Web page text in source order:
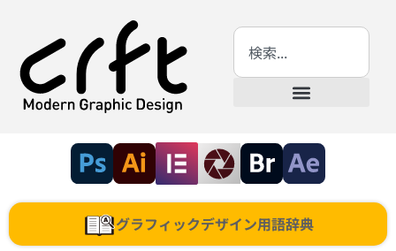
グラフィックデザイン用語辞典